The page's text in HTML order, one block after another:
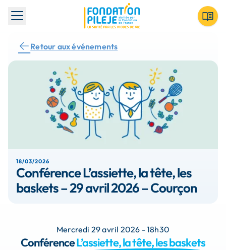
Toggle menu
Retour aux événements
18/03/2026
Conférence L’assiette, la tête, les
baskets – 29 avril 2026 – Courçon
Mercredi 29 avril 2026 - 18h30
ConférenceL’assiette, la tête, les baskets